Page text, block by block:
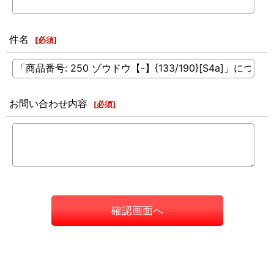
件名 [必須]
お問い合わせ内容 [必須]
確認画面へ